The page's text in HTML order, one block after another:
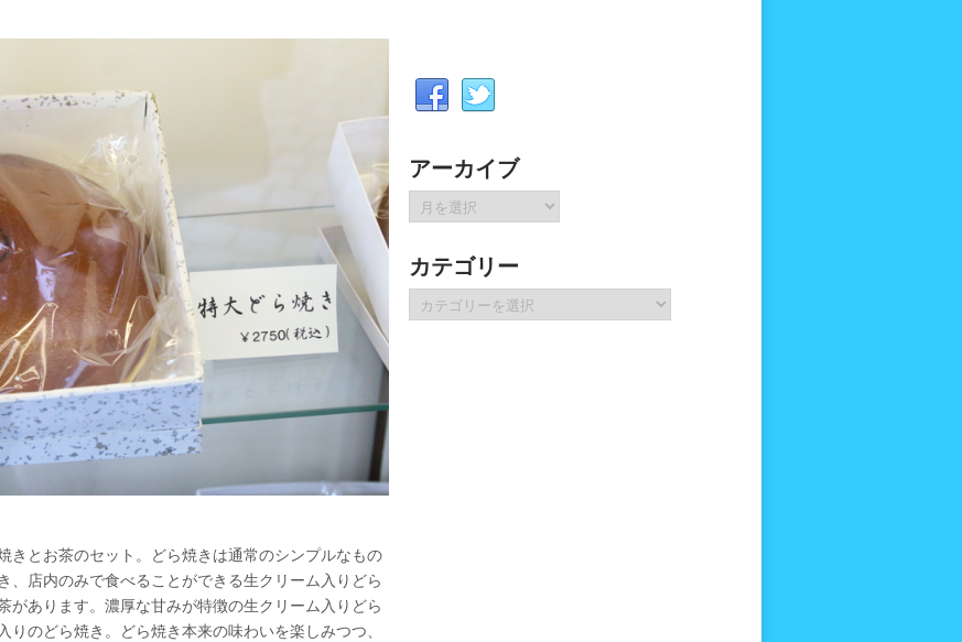
きとお茶のセット。どら焼きは通常のシンプルなもの
、店内のみで食べることができる生クリーム入りどら
があります。濃厚な甘みが特徴の生クリーム入りどら
のどら焼き。どら焼き本来の味わいを楽しみつつ、
アーカイブ
ア
ー
イ
ブ
カテゴリー
テ